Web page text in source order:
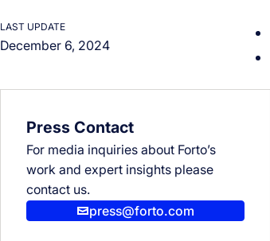
LAST UPDATE
December 6, 2024
Press Contact
For media inquiries about Forto’s
work and expert insights please
contact us.
press@forto.com